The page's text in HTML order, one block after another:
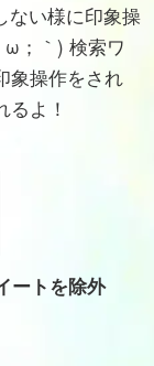
ない様に印象操
；｀) 検索ワ
象操作をされ
よ！
ートを除外